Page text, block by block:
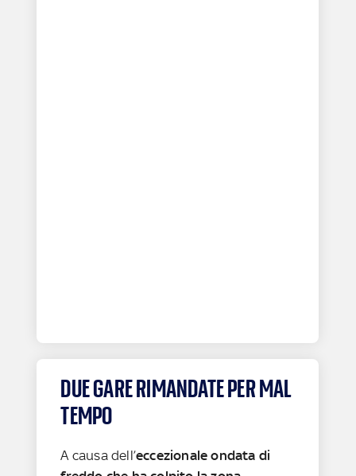
DUE GARE RIMANDATE PER MAL
TEMPO
A causa dell’eccezionale ondata di